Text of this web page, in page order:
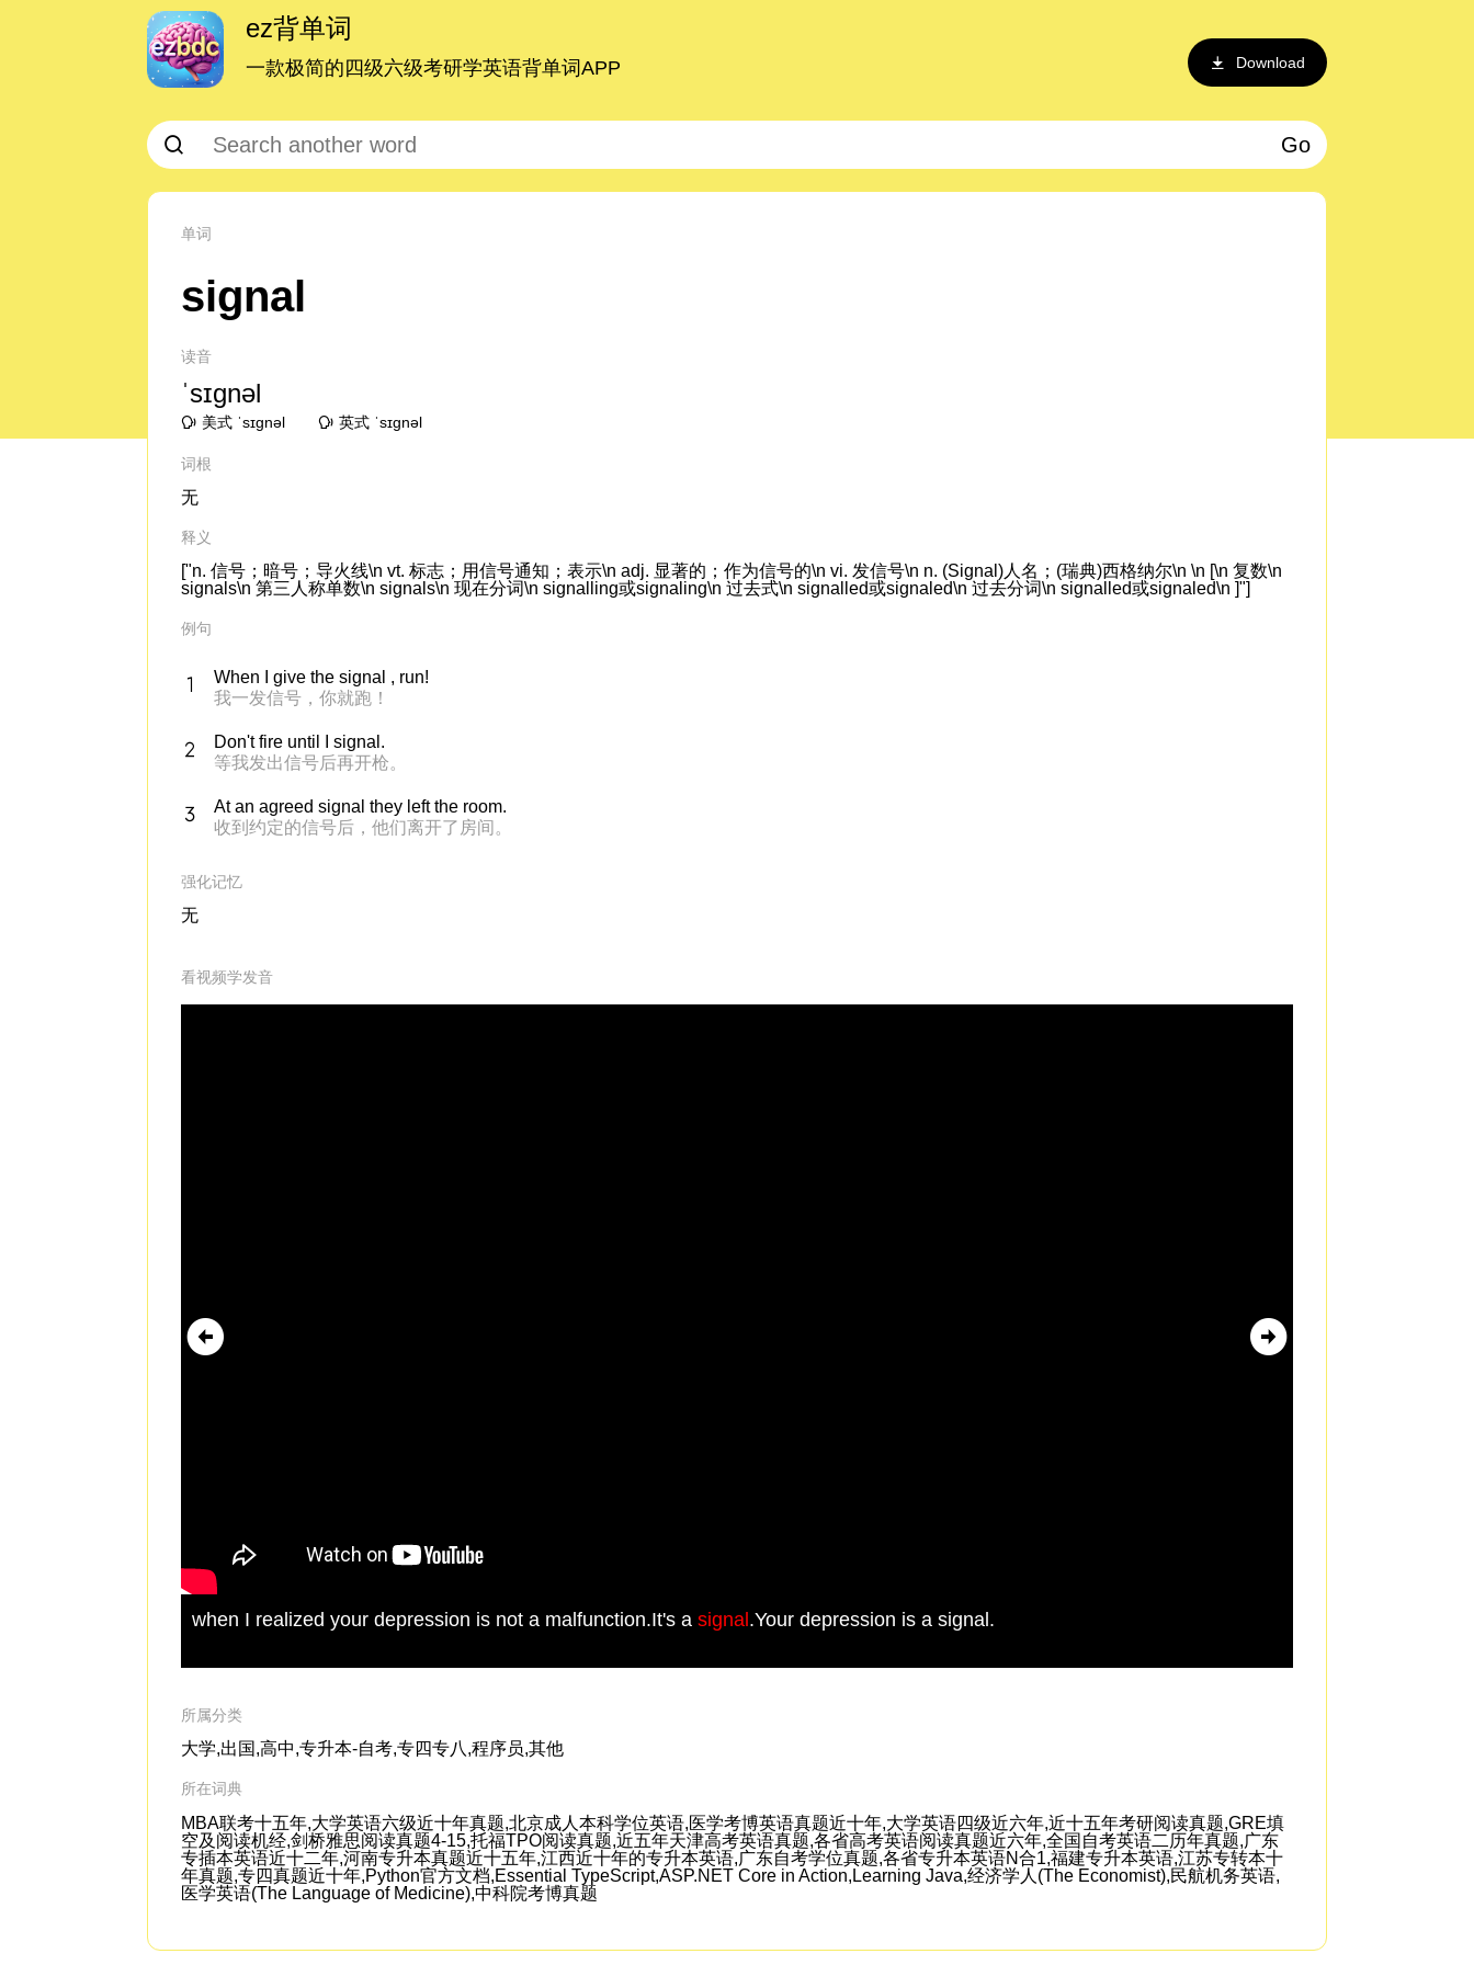
ez背单词
一款极简的四级六级考研学英语背单词APP Download
Go
单词
signal
读音
ˈsɪɡnəl
美式 ˈsɪɡnəl 英式 ˈsɪɡnəl
词根
无
释义
["n. 信号；暗号；导火线\n vt. 标志；用信号通知；表示\n adj. 显著的；作为信号的\n vi. 发信号\n n. (Signal)人名；(瑞典)西格纳尔\n \n [\n 复数\n
signals\n 第三人称单数\n signals\n 现在分词\n signalling或signaling\n 过去式\n signalled或signaled\n 过去分词\n signalled或signaled\n ]"]
例句
When I give the signal , run!
我一发信号，你就跑！
Don't fire until I signal.
等我发出信号后再开枪。
At an agreed signal they left the room.
收到约定的信号后，他们离开了房间。
强化记忆
无
看视频学发音
when I realized your depression is not a malfunction.It's asignal.Your depression is a signal.
所属分类
大学,出国,高中,专升本-自考,专四专八,程序员,其他
所在词典
MBA联考十五年,大学英语六级近十年真题,北京成人本科学位英语,医学考博英语真题近十年,大学英语四级近六年,近十五年考研阅读真题,GRE填
空及阅读机经,剑桥雅思阅读真题4-15,托福TPO阅读真题,近五年天津高考英语真题,各省高考英语阅读真题近六年,全国自考英语二历年真题,广东
专插本英语近十二年,河南专升本真题近十五年,江西近十年的专升本英语,广东自考学位真题,各省专升本英语N合1,福建专升本英语,江苏专转本十
年真题,专四真题近十年,Python官方文档,Essential TypeScript,ASP.NET Core in Action,Learning Java,经济学人(The Economist),民航机务英语,
医学英语(The Language of Medicine),中科院考博真题